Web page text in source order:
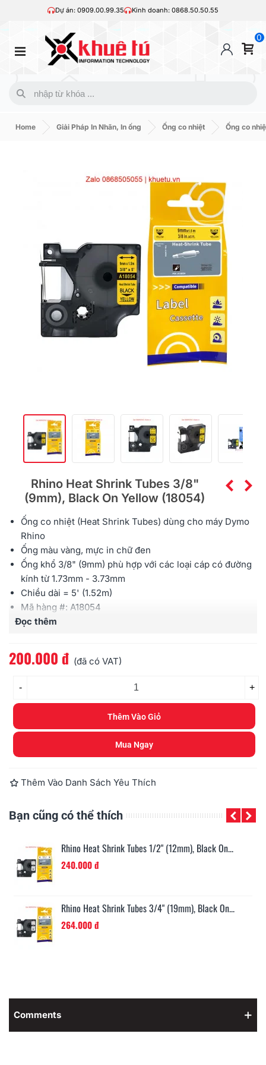
Dự án: 0909.00.99.35 Kinh doanh: 0868.50.50.55
0
Home Giải Pháp In Nhãn, In ống Ống co nhiệt Ống co
Rhino Heat Shrink Tubes 3/8"
(9mm), Black On Yellow (18054)
Ống co nhiệt (Heat Shrink Tubes) dùng cho máy Dymo
Rhino
Ống màu vàng, mực in chữ đen
Ống khổ 3/8" (9mm) phù hợp với các loại cáp có đường
kính từ 1.73mm - 3.73mm
Chiều dài = 5' (1.52m)
Mã hàng #: A18054
Tỷ lệ co: 3:1
Đọc thêm
200.000 đ (đã có VAT)
- +
Thêm Vào Giỏ
Mua Ngay
Thêm Vào Danh Sách Yêu Thích
Bạn cũng có thể thích
Rhino Heat Shrink Tubes 1/2" (12mm), Black On...
240.000 đ
Rhino Heat Shrink Tubes 3/4" (19mm), Black On...
264.000 đ
Comments